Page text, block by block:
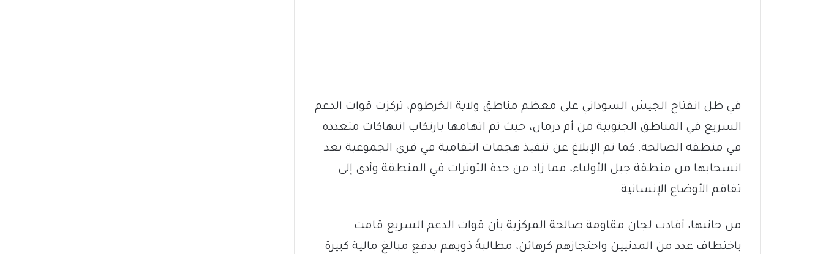
في ظل انفتاح الجيش السوداني على معظم مناطق ولاية الخرطوم، تركزت قوات الدعم
السريع في المناطق الجنوبية من أم درمان، حيث تم اتهامها بارتكاب انتهاكات متعددة
في منطقة الصالحة. كما تم الإبلاغ عن تنفيذ هجمات انتقامية في قرى الجموعية بعد
انسحابها من منطقة جبل الأولياء، مما زاد من حدة التوترات في المنطقة وأدى إلى
تفاقم الأوضاع الإنسانية.
من جانبها، أفادت لجان مقاومة صالحة المركزية بأن قوات الدعم السريع قامت
باختطاف عدد من المدنيين واحتجازهم كرهائن، مطالبةً ذويهم بدفع مبالغ مالية كبيرة